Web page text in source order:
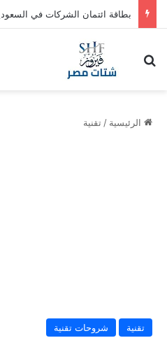
بطاقة ائتمان الشركات في
بحث عن
الرئيسية / تقنية
تقنية شروحات تقنية